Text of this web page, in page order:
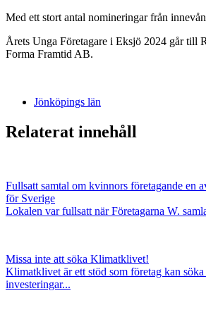
Med ett stort antal nomineringar från
Årets Unga Företagare i Eksjö 2024 går till
Forma Framtid AB.
Jönköpings län
Relaterat innehåll
Fullsatt samtal om kvinnors företagande en
för Sverige
Lokalen var fullsatt när Företagarna W.
Missa inte att söka Klimatklivet!
Klimatklivet är ett stöd som företag kan
investeringar...